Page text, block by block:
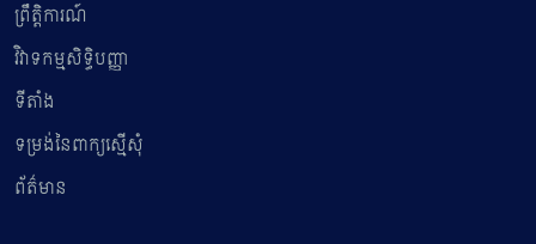
ព្រឹត្តិការណ៍
វិវាទកម្មសិទ្ធិបញ្ញា
ទីតាំង
ទម្រង់នៃពាក្យស្មើសុំ
ព័ត៌មាន